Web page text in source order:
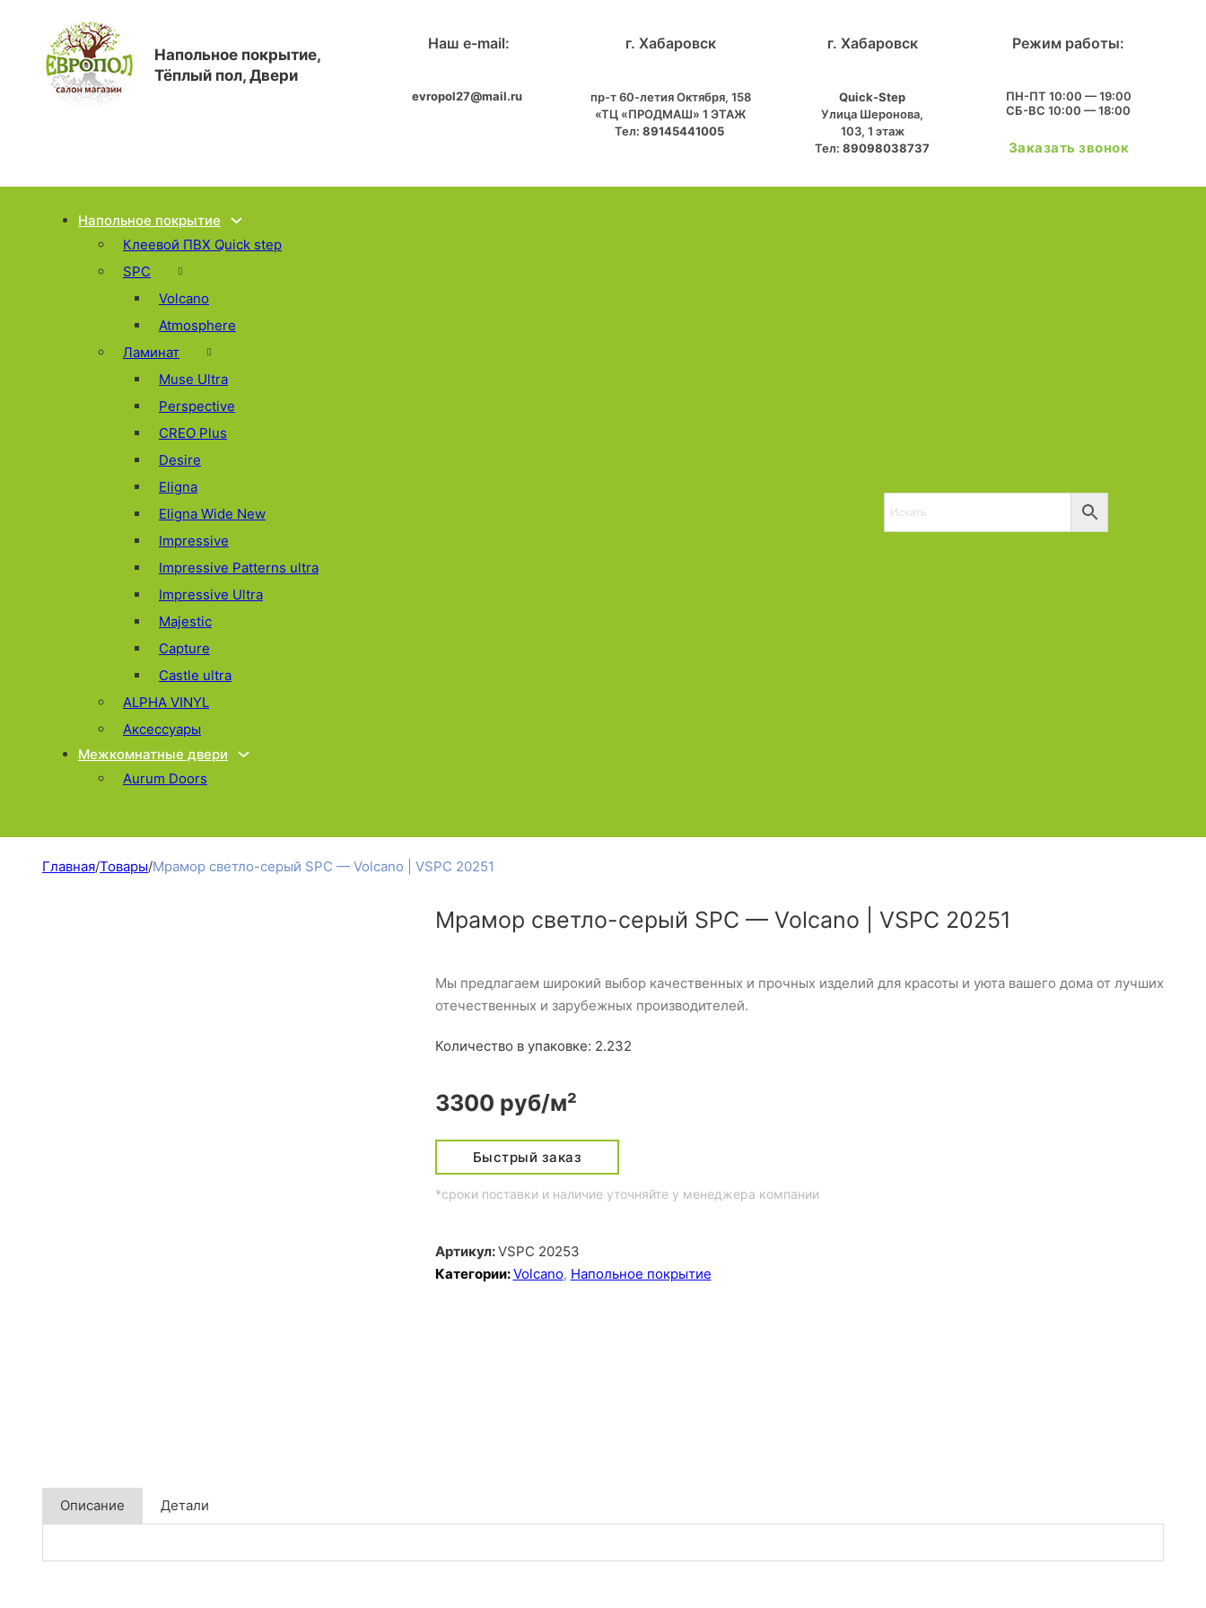
Напольное покрытие,
Тёплый пол, Двери
Наш e-mail:
evropol27@mail.ru
г. Хабаровск
пр-т 60-летия Октября, 158
«ТЦ «ПРОДМАШ» 1 ЭТАЖ
Тел: 89145441005
г. Хабаровск
Quick-Step
​Улица Шеронова,
103, ​1 этаж
Тел: 89098038737
Режим работы:
ПН-ПТ 10:00 — 19:00
СБ-ВС 10:00 — 18:00
Заказать звонок
Напольное покрытие
Клеевой ПВХ Quick step
SPC
Volcano
Atmosphere
Ламинат
Muse Ultra
Perspective
CREO Plus
Desire
Eligna
Eligna Wide New
Impressive
Impressive Patterns ultra
Impressive Ultra
Majestic
Capture
Castle ultra
ALPHA VINYL
Аксессуары
Межкомнатные двери
Aurum Doors
Главная/Товары/Мрамор светло-серый SPC — Volcano | VSPC 20251
Мрамор светло-серый SPC — Volcano | VSPC 20251
Мы предлагаем широкий выбор качественных и прочных изделий для красоты и уюта вашего дома от лучших
отечественных и зарубежных производителей.
Количество в упаковке: 2.232
3300 руб/м²
Быстрый заказ
*сроки поставки и наличие уточняйте у менеджера компании
Артикул:VSPC 20253
Категории:Volcano, Напольное покрытие
Описание Детали